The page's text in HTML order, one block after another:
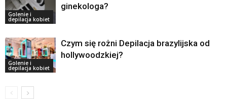
Golenie i
depilacja kobiet
ginekologa?
Golenie i
depilacja kobiet
Czym się rożni Depilacja brazylijska od
hollywoodzkiej?